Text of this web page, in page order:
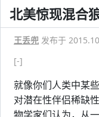
北美惊现混合
王丢兜 发布于
[-]
就像你们人类中某
对潜在性伴侣稀缺